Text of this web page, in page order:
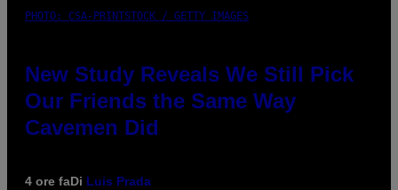
PHOTO: CSA-PRINTSTOCK / GETTY IMAGES
New Study Reveals We Still Pick
Our Friends the Same Way
Cavemen Did
4 ore faDi Luis Prada